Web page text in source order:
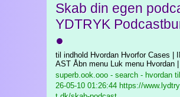
Skab din egen
YDTRYK
●
til indhold Hvordan Hvorfor Cases |
AST Åbn menu Luk menu Hvordan |
superb.ook.ooo - search - hvordan
26-05-10 01:26:44 https://